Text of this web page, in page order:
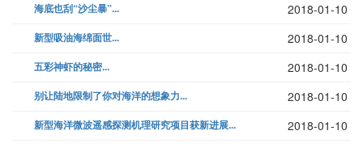
海底也刮“沙尘暴”... 2018-01-10
新型吸油海绵面世... 2018-01-10
五彩神虾的秘密... 2018-01-10
别让陆地限制了你对海洋的想象力... 2018-01-10
新型海洋微波遥感探测机理研究项目获新进展... 2018-01-10